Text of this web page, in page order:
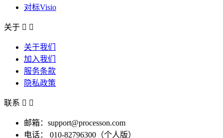
对标Visio
关于  
关于我们
加入我们
服务条款
隐私政策
联系  
邮箱：support@processon.com
电话：
010-82796300（个人版）